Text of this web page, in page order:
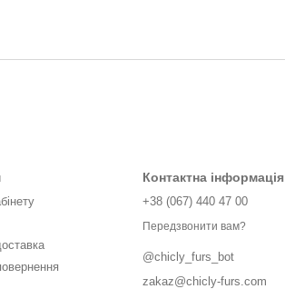
Контактна інформація
+38 (067) 440 47 00
Передзвонити вам?
@chicly_furs_bot
zakaz@chicly-furs.com